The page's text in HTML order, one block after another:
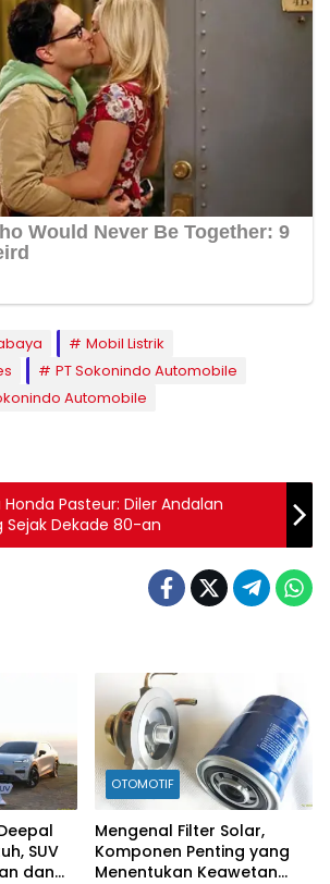
Mobil Listrik
PT Sokonindo Automobile
Automobile
Pasteur: Diler Andalan
Sejak Dekade 80-an
SUV
dan
OTOMOTIF
Mengenal Filter Solar,
Komponen Penting yang
Menentukan Keawetan